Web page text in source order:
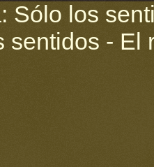
Sólo los
sentidos - El